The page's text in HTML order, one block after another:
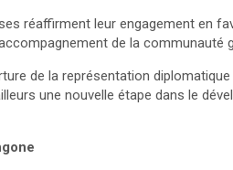
réaffirment leur engagement en
de la communauté
de la représentation
une nouvelle étape dans le